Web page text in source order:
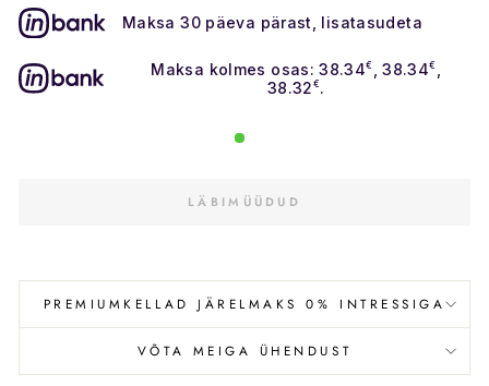
Maksa 30 päeva pärast, lisatasudeta
Maksa kolmes osas: 38.34€ , 38.34€
38.32 € .
LÄBIMÜÜDUD
PREMIUMKELLAD JÄRELMAKS 0% INTRESSIGA
VÕTA MEIGA ÜHENDUST